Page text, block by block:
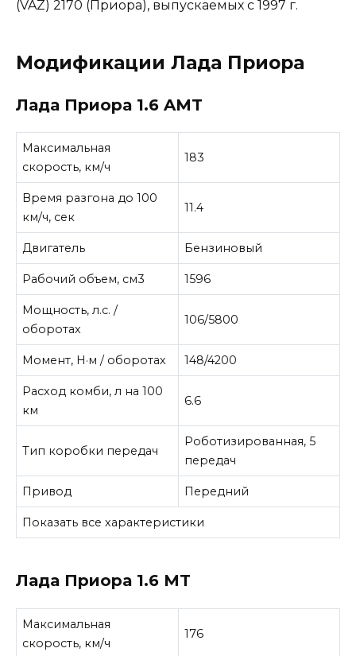
(VAZ) 2170 (Приора), выпускаемых с 1997 г.
Модификации Лада Приора
Лада Приора 1.6 AMT
Максимальная
скорость, км/ч
183
Время разгона до 100
км/ч, сек
11.4
Двигатель Бензиновый
Рабочий объем, см3 1596
Мощность, л.с. /
оборотах
106/5800
Момент, Н·м / оборотах 148/4200
Расход комби, л на 100
км
6.6
Тип коробки передач
Роботизированная, 5
передач
Привод Передний
Показать все характеристики
Лада Приора 1.6 MT
Максимальная
скорость, км/ч
176